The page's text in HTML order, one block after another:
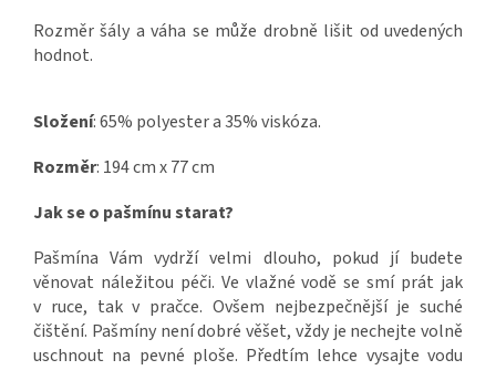
Rozměr šály a váha se může drobně lišit od uvedených
hodnot.
Složení: 65% polyester a 35% viskóza.
Rozměr: 194 cm x 77 cm
Jak se o pašmínu starat?
Pašmína Vám vydrží velmi dlouho, pokud jí budete
věnovat náležitou péči. Ve vlažné vodě se smí prát jak
v ruce, tak v pračce. Ovšem nejbezpečnější je suché
čištění. Pašmíny není dobré věšet, vždy je nechejte volně
uschnout na pevné ploše. Předtím lehce vysajte vodu